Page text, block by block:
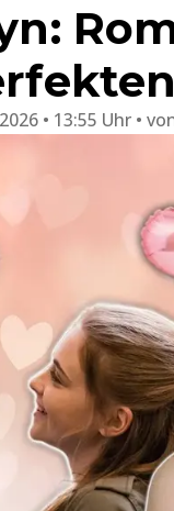
• 13:55 Uhr